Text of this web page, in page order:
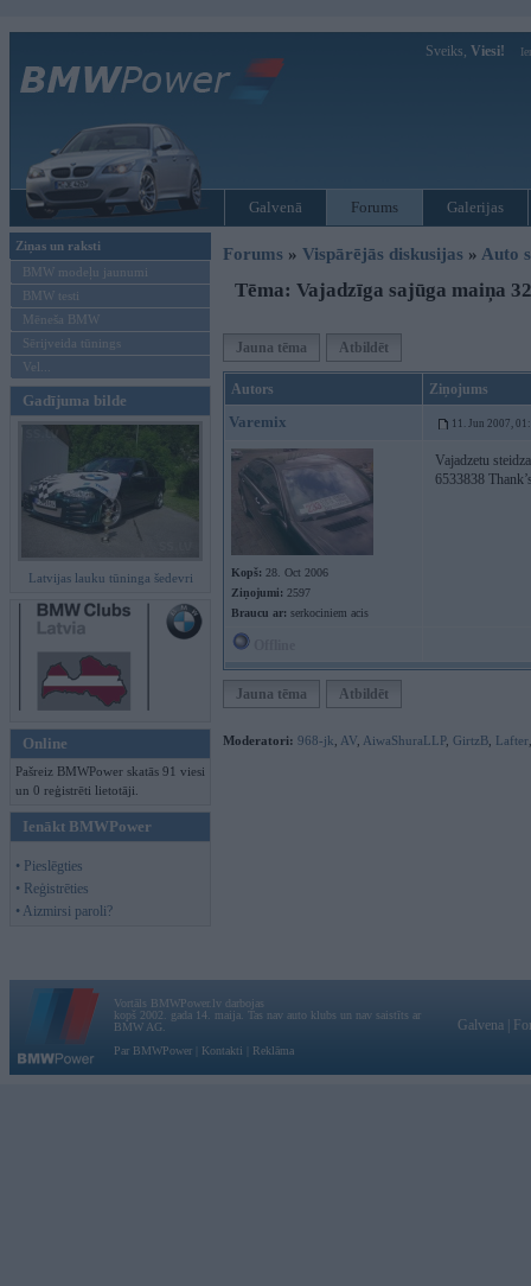
Sveiks, Viesi!
Galvenā Forums Galerijas
Ziņas un raksti
BMW modeļu jaunumi
BMW testi
Mēneša BMW
Sērijveida tūnings
Vel...
Gadījuma bilde
Latvijas lauku tūninga šedevri
Online
Pašreiz BMWPower skatās 91 viesi
un 0 reģistrēti lietotāji.
Ienākt BMWPower
• Pieslēgties
• Reģistrēties
• Aizmirsi paroli?
Forums » Vispārējās diskusijas » Auto
Tēma: Vajadzīga sajūga maiņa
Jauna tēma Atbildēt
Autors Ziņojums
Varemix 11. Jun 2007,
Kopš: 28. Oct 2006
Ziņojumi: 2597
Braucu ar: serkociniem acis
Vajadzetu
6533838
Jauna tēma Atbildēt
Moderatori: 968-jk AV AiwaShuraLLP, GirtzB Lafter
Vortāls BMWPower.lv darbojas
kopš 2002. gada 14. maija. Tas nav auto klubs un nav saistīts ar
BMW AG.
Par BMWPower
Kontakti Reklāma
Galvena